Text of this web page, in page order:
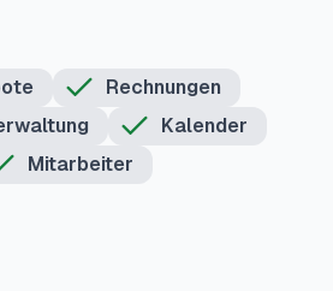
Rechnungen
Kalender
Mitarbeiter